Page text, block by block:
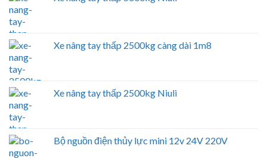
Xe nâng tay thấp 2500kg càng dài 1m8
Xe nâng tay thấp 2500kg Niuli
Bộ nguồn điện thủy lực mini 12v 24V 220V